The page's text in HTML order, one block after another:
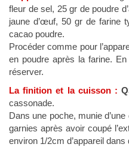
fleur de sel, 25 gr de poudre
jaune d’œuf, 50 gr de farine
cacao poudre.
Procéder comme pour
en poudre après la farine.
réserver.
La finition et la cuisson :
cassonade.
Dans une poche, munie d’une
garnies après avoir coupé
environ 1/2cm d’appareil dans